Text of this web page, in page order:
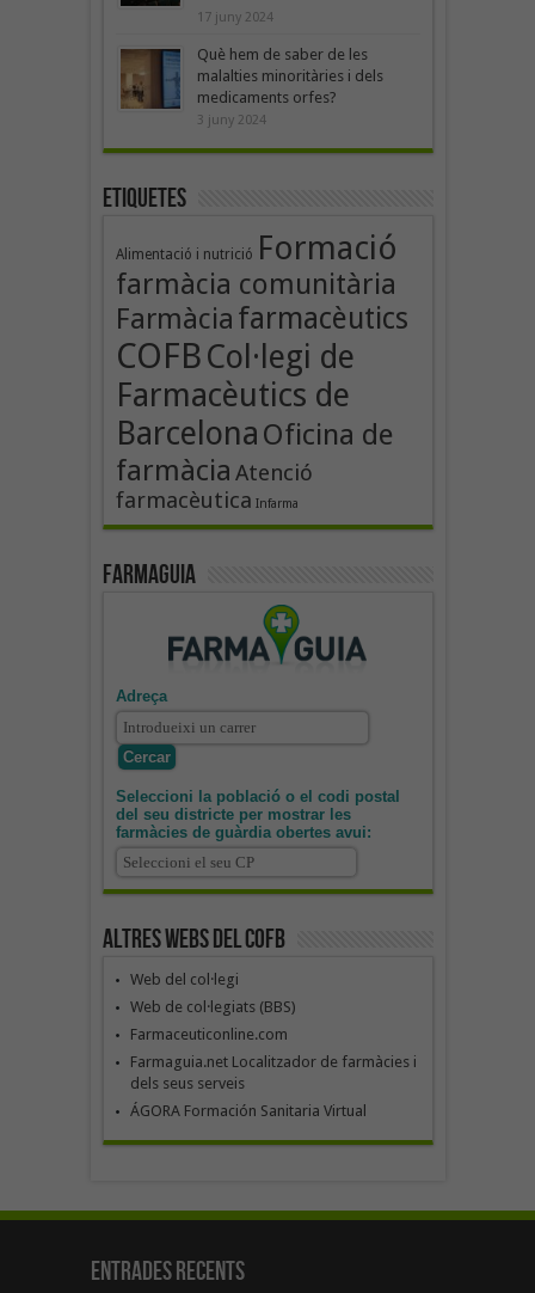
17 juny 2024
Què hem de saber de les
malalties minoritàries i dels
medicaments orfes?
3 juny 2024
Etiquetes
Alimentació i nutrició Formació
farmàcia comunitària
Farmàcia farmacèutics
COFBCol·legi de
Farmacèutics de
Barcelona Oficina de
farmàcia Atenció
farmacèutica Infarma
Farmaguia
Adreça
Seleccioni la població o el codi postal
del seu districte per mostrar les
farmàcies de guàrdia obertes avui:
Altres webs del COFB
Web del col·legi
Web de col·legiats (BBS)
Farmaceuticonline.com
Farmaguia.net Localitzador de farmàcies i
dels seus serveis
ÁGORA Formación Sanitaria Virtual
Entrades recents